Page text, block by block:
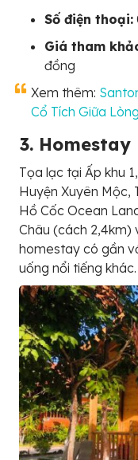
Số điện thoại:
Giá tham
đồng
Xem thêm:
Cổ Tích Giữa
3. Homestay
Tọa lạc tại Ấp khu
Huyện Xuyên Mộc,
Hồ Cốc Ocean
Châu (cách 2,4km)
homestay có gần
uống nổi tiếng khác.